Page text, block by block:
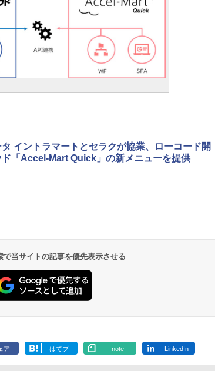
タ イントラマートとセラクが協業、ローコード開
ド「Accel-Mart Quick」の新メニューを提供
当サイトの記事を優先表示させる
ア はてブ note LinkedIn